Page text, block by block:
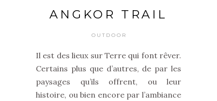
ANGKOR TRAIL
OUTDOOR
Il est des lieux sur Terre qui font rêver.
Certains plus que d’autres, de par les
paysages qu’ils offrent, ou leur
histoire, ou bien encore par l’ambiance